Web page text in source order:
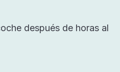
después de horas al